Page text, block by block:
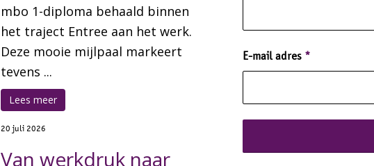
mbo 1-diploma behaald binnen
het traject Entree aan het werk.
Deze mooie mijlpaal markeert
tevens ...
Lees meer
20 juli 2026
Van werkdruk naar
E-mail adres *